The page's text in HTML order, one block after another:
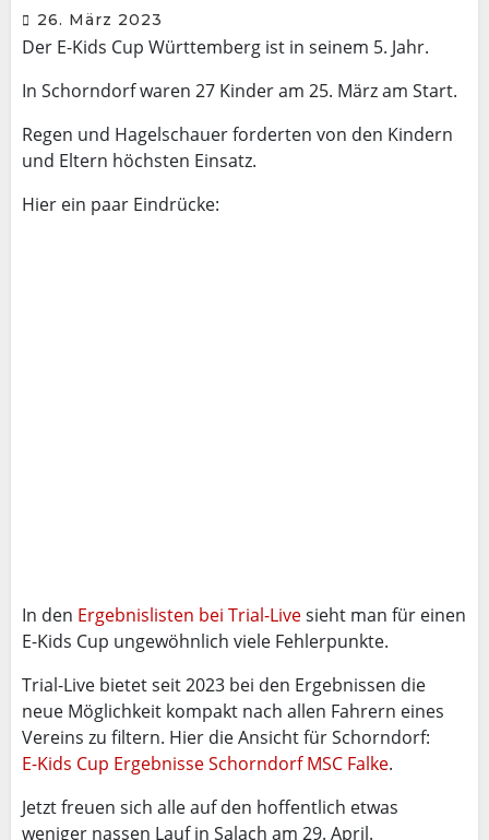
26. März 2023
Der E-Kids Cup Württemberg ist in seinem 5. Jahr.
In Schorndorf waren 27 Kinder am 25. März am Start.
Regen und Hagelschauer forderten von den Kindern
und Eltern höchsten Einsatz.
Hier ein paar Eindrücke:
In den Ergebnislisten bei Trial-Livesieht man für einen
E-Kids Cup ungewöhnlich viele Fehlerpunkte.
Trial-Live bietet seit 2023 bei den Ergebnissen die
neue Möglichkeit kompakt nach allen Fahrern eines
Vereins zu filtern. Hier die Ansicht für Schorndorf:
E-Kids Cup Ergebnisse Schorndorf MSC Falke.
Jetzt freuen sich alle auf den hoffentlich etwas
weniger nassen Lauf in Salach am 29. April.